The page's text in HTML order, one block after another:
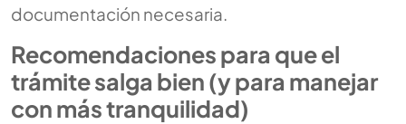
documentación necesaria.
Recomendaciones para que el
trámite salga bien (y para manejar
con más tranquilidad)